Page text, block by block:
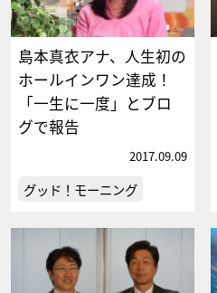
島本真衣アナ、人生初の
ホールインワン達成！
「一生に一度」とブロ
グで報告
2017.09.09
グッド！モーニング